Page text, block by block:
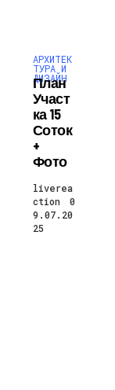
АРХИТЕК
ТУРА И
ДИЗАЙН
План
Участ
Ка 15
Соток
+
Фото
liverea
ction
0
9.07.20
25